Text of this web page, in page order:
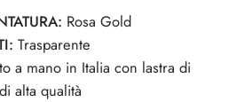
Rosa Gold
Trasparente
a mano in Italia con lastra di
alta qualità